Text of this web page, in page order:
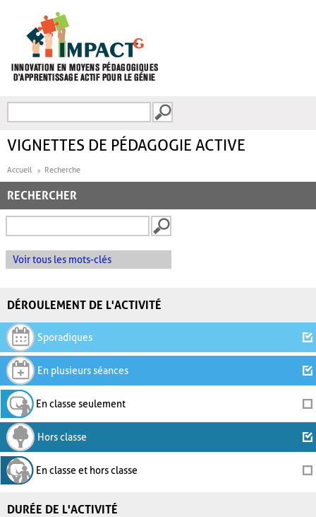
FORMULAIRE DE
VIGNETTES DE PÉDAGOGIE ACTIVE
Accueil Recherche
RECHERCHER
Voir tous les mots-clés
DÉROULEMENT DE L'ACTIVITÉ
Sporadiques
En plusieurs séances
En classe seulement
Hors classe
En classe et hors classe
DURÉE DE L'ACTIVITÉ